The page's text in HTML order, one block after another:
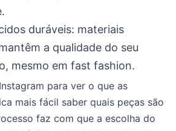
duráveis: materiais
a qualidade do seu
mesmo em fast fashion.
para ver o que as
mais fácil saber quais peças são
faz com que a escolha do